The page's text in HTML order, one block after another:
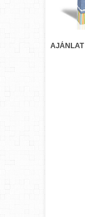
AJÁNLAT